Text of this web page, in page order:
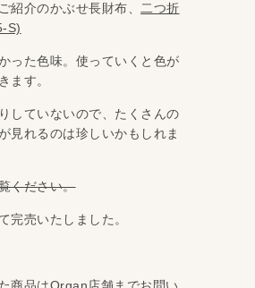
紹介のかぶせ長財布、二つ折
S)
った色味。使っていくと色が
ます。
していないので、たくさんの
見れるのは珍しいかもしれま
ください。
完売いたしました。